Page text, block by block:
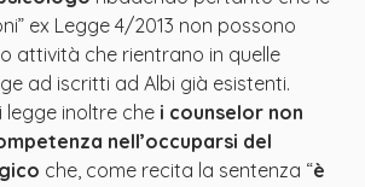
ex Legge 4/2013 non possono
attività che rientrano in quelle
ad iscritti ad Albi già esistenti.
legge inoltre che i counselor non
nell’occuparsi del
che, come recita la sentenza “è